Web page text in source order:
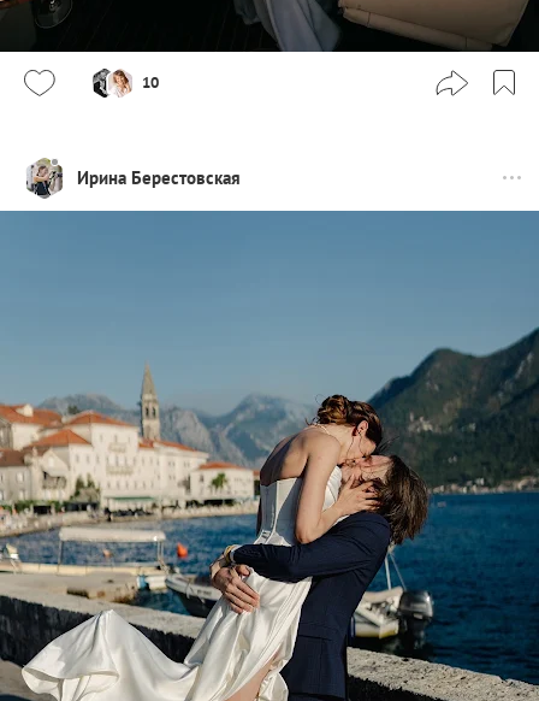
10
Ирина Берестовская